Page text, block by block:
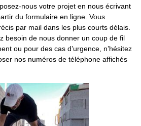
nous votre projet en nous écrivant
du formulaire en ligne. Vous
par mail dans les plus courts délais.
besoin de nous donner un coup de fil
ou pour des cas d’urgence, n’hésitez
nos numéros de téléphone affichés